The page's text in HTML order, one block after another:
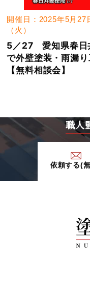
開催日：2025年5月27
（火）
5／27 愛知県春日
で外壁塗装・雨漏り
【無料相談会】
職人
依頼する(